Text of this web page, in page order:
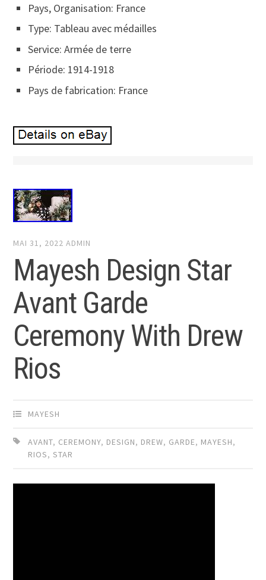
Pays, Organisation: France
Type: Tableau avec médailles
Service: Armée de terre
Période: 1914-1918
Pays de fabrication: France
MAI 31, 2022 ADMIN
Mayesh Design Star
Avant Garde
Ceremony With Drew
Rios
MAYESH
AVANT, CEREMONY, DESIGN, DREW, GARDE, MAYESH,
RIOS,STAR